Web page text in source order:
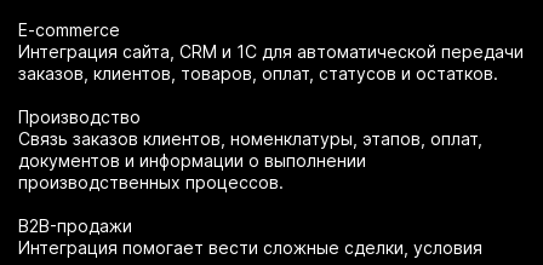
E-commerce
Интеграция сайта, CRM и 1С для автоматической передачи
заказов, клиентов, товаров, оплат, статусов и остатков.
Производство
Связь заказов клиентов, номенклатуры, этапов, оплат,
документов и информации о выполнении
производственных процессов.
B2B-продажи
Интеграция помогает вести сложные сделки, условия